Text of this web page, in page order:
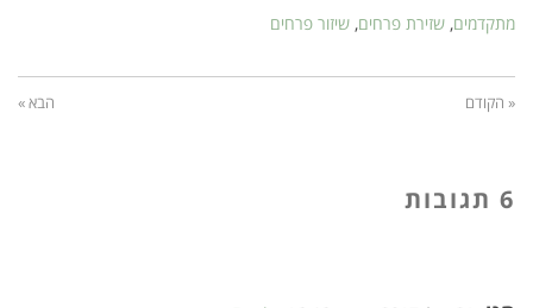
מתקדמים, שזירת פרחים, שיזור פרחים
« הקודם הבא »
6 תגובות